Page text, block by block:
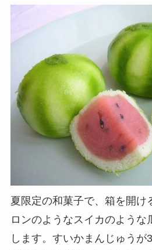
夏限定の和菓子で、箱を開け
ロンのようなスイカのような
します。すいかまんじゅうが